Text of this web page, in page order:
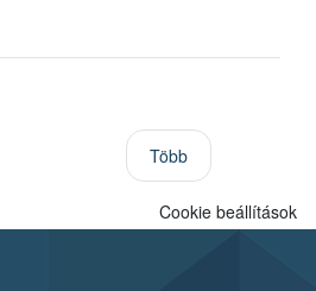
Több
Cookie beállítások